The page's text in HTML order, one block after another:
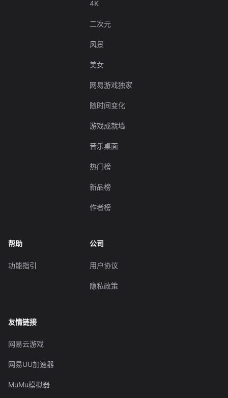
4K
二次元
风景
美女
网易游戏独家
随时间变化
游戏成就墙
音乐桌面
热门榜
新品榜
作者榜
帮助
功能指引
公司
用户协议
隐私政策
友情链接
网易云游戏
网易UU加速器
MuMu模拟器